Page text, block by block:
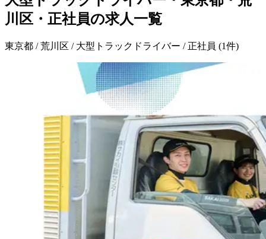
川区・正社員の求人一覧
東京都 / 荒川区 / 大型トラックドライバー / 正社員 (1件)